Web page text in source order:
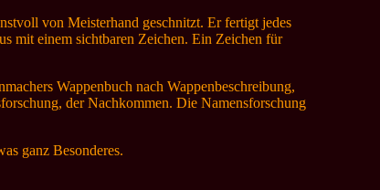
von Meisterhand geschnitzt. Er fertigt jedes
mit einem sichtbaren Zeichen. Ein Zeichen für
Wappenbuch nach Wappenbeschreibung,
der Nachkommen. Die Namensforschung
ganz Besonderes.